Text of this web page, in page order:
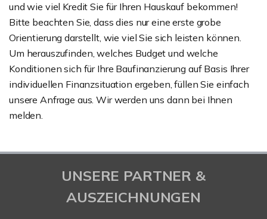
und wie viel Kredit Sie für Ihren Hauskauf bekommen!
Bitte beachten Sie, dass dies nur eine erste grobe
Orientierung darstellt, wie viel Sie sich leisten können.
Um herauszufinden, welches Budget und welche
Konditionen sich für Ihre Baufinanzierung auf Basis Ihrer
individuellen Finanzsituation ergeben, füllen Sie einfach
unsere Anfrage aus. Wir werden uns dann bei Ihnen
melden.
UNSERE PARTNER &
AUSZEICHNUNGEN